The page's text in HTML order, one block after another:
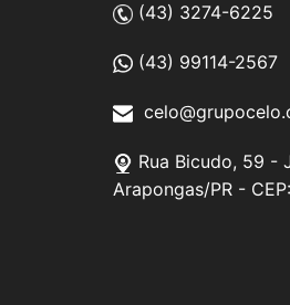
(43) 3274-6225
(43) 99114-2567
Rua Bicudo, 59 -
Arapongas/PR -